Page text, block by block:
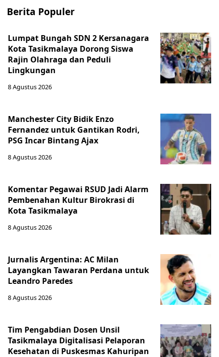
Berita Populer
Lumpat Bungah SDN 2 Kersanagara
Kota Tasikmalaya Dorong Siswa
Rajin Olahraga dan Peduli
Lingkungan
8 Agustus 2026
Manchester City Bidik Enzo
Fernandez untuk Gantikan Rodri,
PSG Incar Bintang Ajax
8 Agustus 2026
Komentar Pegawai RSUD Jadi Alarm
Pembenahan Kultur Birokrasi di
Kota Tasikmalaya
8 Agustus 2026
Jurnalis Argentina: AC Milan
Layangkan Tawaran Perdana untuk
Leandro Paredes
8 Agustus 2026
Tim Pengabdian Dosen Unsil
Tasikmalaya Digitalisasi Pelaporan
Kesehatan di Puskesmas Kahuripan